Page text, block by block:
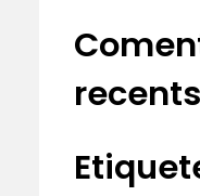
recents